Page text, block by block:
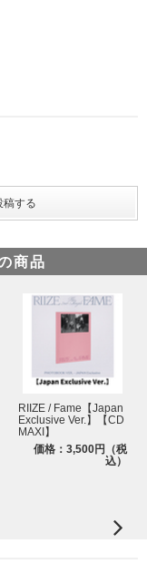
メールにてご連絡いたし
ます。あらかじめご了承
合計100名様 (2部制)
す。
のトークもお楽しみいた
との開催となります。
｡ご当選後の「部」の変更
計600名様 (2部制)
す。
開催となります。「部」
後の「部」の変更はでき
名様 (2部制)
会にご参加いただけま
だけます。
となります。「部」は当
「部」および「メンバ
月) 10:00まで
商品
RIIZE / Fame【Japan
Exclusive Ver.】【CD
MAXI】
価格：3,500円（税
込）